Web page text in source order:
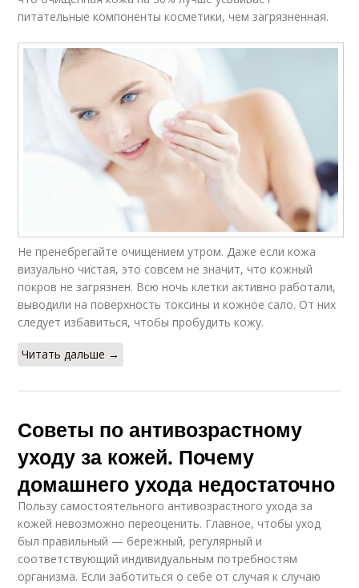
питательные компоненты косметики, чем загрязненная.
Не пренебрегайте очищением утром. Даже если кожа
визуально чистая, это совсем не значит, что кожный
покров не загрязнен. Всю ночь клетки активно работали,
выводили на поверхность токсины и кожное сало. От них
следует избавиться, чтобы пробудить кожу.
Читать дальше →
Советы по антивозрастному
уходу за кожей. Почему
домашнего ухода недостаточно
Пользу самостоятельного антивозрастного ухода за
кожей невозможно переоценить. Главное, чтобы уход
был правильный — бережный, регулярный и
соответствующий индивидуальным потребностям
организма. Если заботиться о себе от случая к случаю